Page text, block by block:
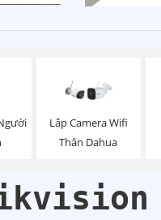
Lắp Camera Wifi
Thân Dahua